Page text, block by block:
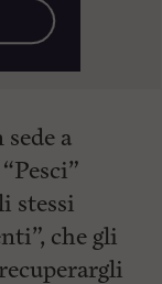
sede a
stessi
che gli